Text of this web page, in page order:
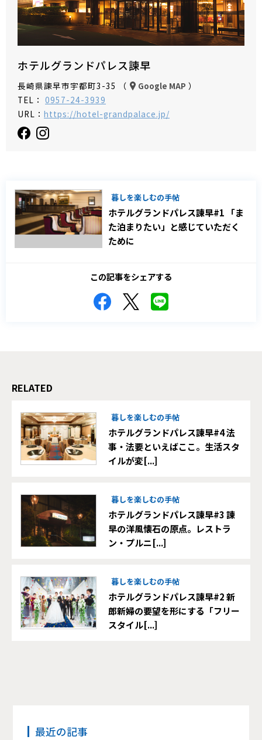
ホテルグランドパレス諫早
長崎県諫早市宇都町3-35 （ Google MAP ）
TEL： 0957-24-3939
URL： https://hotel-grandpalace.jp/
暮しを楽しむの手帖
ホテルグランドパレス諫早#1 「ま
た泊まりたい」と感じていただく
ために
この記事をシェアする
RELATED
暮しを楽しむの手帖
ホテルグランドパレス諫早#4 法
事・法要といえばここ。生活スタ
イルが変[...]
暮しを楽しむの手帖
ホテルグランドパレス諫早#3 諫
早の洋風懐石の原点。レストラ
ン・プルニ[...]
暮しを楽しむの手帖
ホテルグランドパレス諫早#2 新
郎新婦の要望を形にする「フリー
スタイル[...]
最近の記事